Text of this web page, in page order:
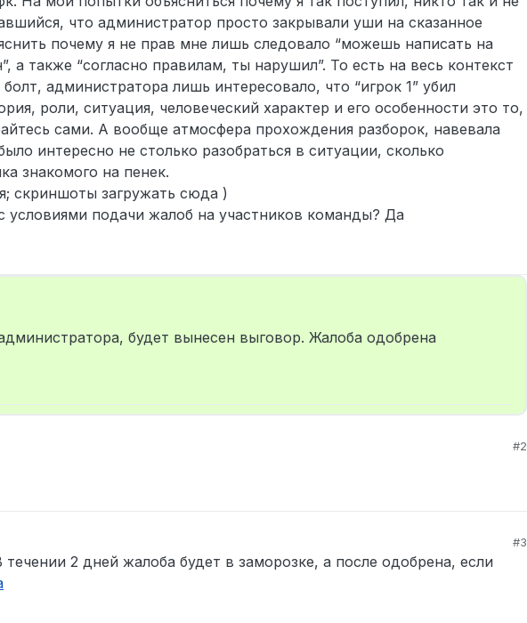
что администратор просто закрывали уши на сказанное
почему я не прав мне лишь следовало “можешь написать на
а также “согласно правилам, ты нарушил”. То есть на весь контекст
администратора лишь интересовало, что “игрок 1” убил
роли, ситуация, человеческий характер и его особенности это то,
сами. А вообще атмосфера прохождения разборок, навевала
интересно не столько разобраться в ситуации, сколько
знакомого на пенек.
скриншоты загружать сюда )
условиями подачи жалоб на участников команды? Да
будет вынесен выговор. Жалоба одобрена
#2
#3
2 дней жалоба будет в заморозке, а после одобрена, если